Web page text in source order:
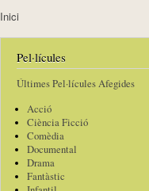
Inici
Pel·lícules
Últimes Pel·lícules Afegides
Acció
Ciència Ficció
Comèdia
Documental
Drama
Fantàstic